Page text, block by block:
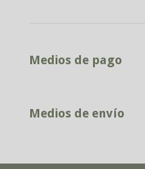
Medios de pago
Medios de envío